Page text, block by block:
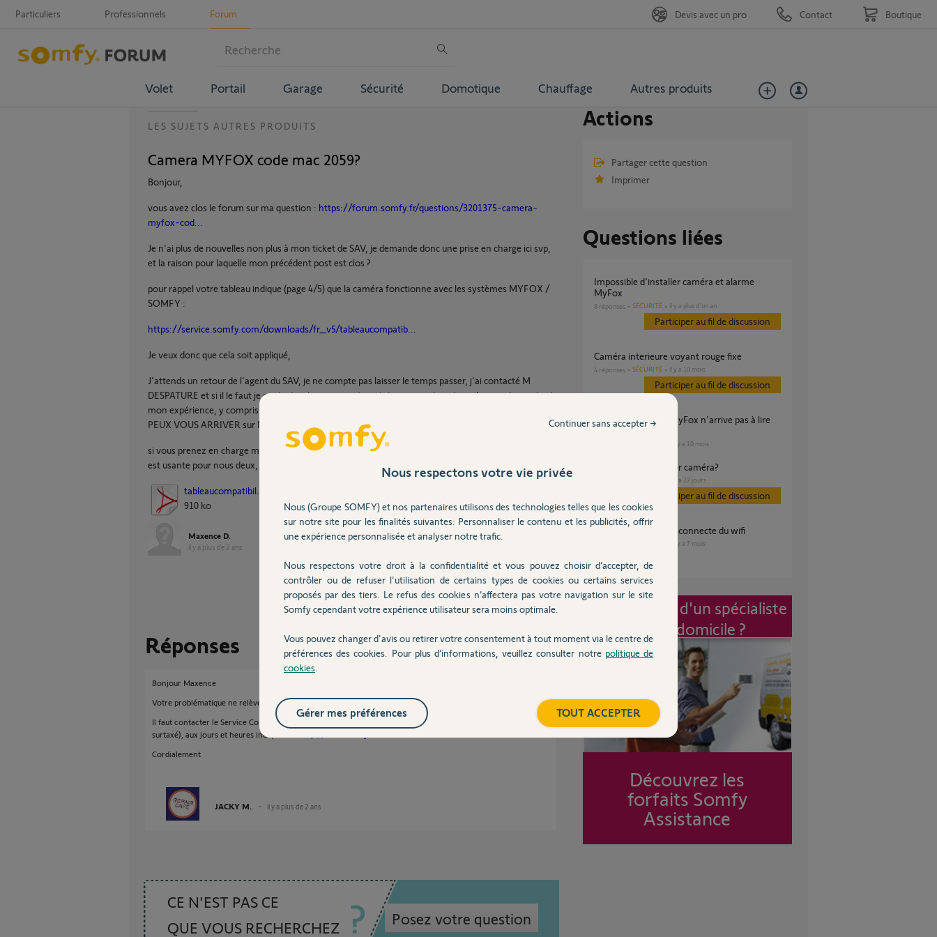
Particuliers Professionnels Forum
Volet Portail Garage Sécurité Domotique Chauffage Autres produits
Devis avec un pro Contact Boutique
LES SUJETS AUTRES PRODUITS
Camera MYFOX code mac 2059?
Bonjour,
vous avez clos le forum sur ma question : https://forum.somfy.fr/questions/3201375-camera-
myfox-cod...
Je n'ai plus de nouvelles non plus à mon ticket de SAV, je demande donc une prise en charge ici svp,
et la raison pour laquelle mon précédent post est clos ?
pour rappel votre tableau indique (page 4/5) que la caméra fonctionne avec les systèmes MYFOX /
SOMFY :
https://service.somfy.com/downloads/fr_v5/tableaucompatib...
Je veux donc que cela soit appliqué,
J'attends un retour de l'agent du SAV, je ne compte pas laisser le temps passer, j'ai contacté M
DESPATURE et si il le faut je contacterai mon avocat, mais je ne me priverai pas de raconter partout
mon expérience, y compris sur les journaux tv spécialisés (je suis en contact avec l'émission CA
PEUX VOUS ARRIVER sur M6 notamment...),
si vous prenez en charge mon soucis je n'ai aucune raison de continuer dans cette voie qui je pense
est usante pour nous deux, cela fait des mois que j'attends une réponse digne de votre groupe,
tableaucompatibil...
910 ko
Maxence D.
il y a plus de 2 ans
Partager cette question
Participer au fil de discussion
Réponses
Bonjour Maxence
Votre problématique ne relève pas du Forum utilisateur.
Il faut contacter le Service Consommateurs de Somfy France au 09 69 320 307 (appel non
surtaxé), aux jours et heures indiqués sur
Cordialement
JACKY M. il y a plus de 2 ans
CE N'EST PAS CE
QUE VOUS RECHERCHEZ
Posez votre question
Actions
Partager cette question
Imprimer
Questions liées
Impossible d'installer caméra et alarme
MyFox
8 réponses SÉCURITÉ il y a plus d'un an
Participer au fil de discussion
Caméra interieure voyant rouge fixe
4 réponses SÉCURITÉ il y a 10 mois
Participer au fil de discussion
Caméra intérieure MyFox n'arrive pas à lire
QR code
il y a 10 mois
Impossible connecter caméra?
il y a 22 jours
Participer au fil de discussion
Caméra indoor se deconnecte du wifi
il y a 7 mois
Intervention d'un spécialiste
à mon domicile ?
Découvrez les
forfaits Somfy
Assistance
Nous respectons votre vie privée
Nous (Groupe SOMFY) et nos partenaires utilisons des technologies telles que les cookies
sur notre site pour les finalités suivantes: Personnaliser le contenu et les publicités, offrir
une expérience personnalisée et analyser notre trafic.
Nous respectons votre droit à la confidentialité et vous pouvez choisir d’accepter, de
contrôler ou de refuser l'utilisation de certains types de cookies ou certains services
proposés par des tiers. Le refus des cookies n’affectera pas votre navigation sur le site
Somfy cependant votre expérience utilisateur sera moins optimale.
Vous pouvez changer d'avis ou retirer votre consentement à tout moment via le centre de
préférences des cookies. Pour plus d’informations, veuillez consulter notre politique de
cookies
Continuer sans accepter →
TOUT ACCEPTER
Gérer mes préférences